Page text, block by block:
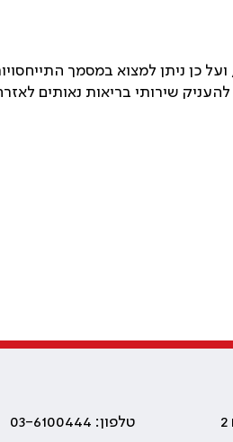
ניתן למצוא במסמך
שירותי בריאות נאותים
טלפון: 03-6100444